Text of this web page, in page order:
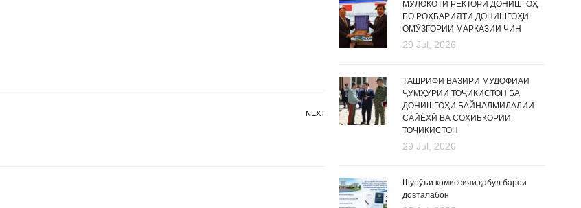
NEXT
МУЛОҚОТИ РЕКТОРИ ДОНИШГОҲ
БО РОҲБАРИЯТИ ДОНИШГОҲИ
ОМӮЗГОРИИ МАРКАЗИИ ЧИН
29 Jul, 2026
ТАШРИФИ ВАЗИРИ МУДОФИАИ
ҶУМҲУРИИ ТОҶИКИСТОН БА
ДОНИШГОҲИ БАЙНАЛМИЛАЛИИ
САЙЁҲӢ ВА СОҲИБКОРИИ
ТОҶИКИСТОН
29 Jul, 2026
Шурӯъи комиссияи қабул барои
довталабон